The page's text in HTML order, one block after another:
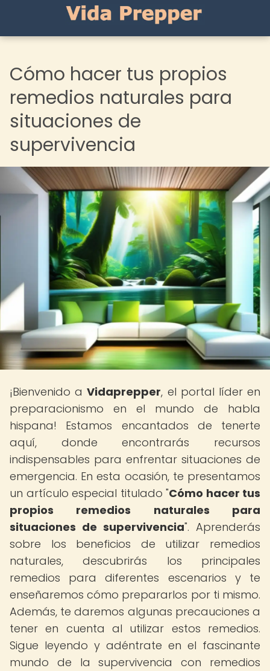
Cómo hacer tus propios
remedios naturales para
situaciones de
supervivencia
¡Bienvenido aVidaprepper, el portal líder en
preparacionismo en el mundo de habla
hispana! Estamos encantados de tenerte
aquí, donde encontrarás recursos
indispensables para enfrentar situaciones de
emergencia. En esta ocasión, te presentamos
un artículo especial titulado "Cómo hacer tus
propios remedios naturales para
situaciones de supervivencia". Aprenderás
sobre los beneficios de utilizar remedios
naturales, descubrirás los principales
remedios para diferentes escenarios y te
enseñaremos cómo prepararlos por ti mismo.
Además, te daremos algunas precauciones a
tener en cuenta al utilizar estos remedios.
Sigue leyendo y adéntrate en el fascinante
mundo de la supervivencia con remedios